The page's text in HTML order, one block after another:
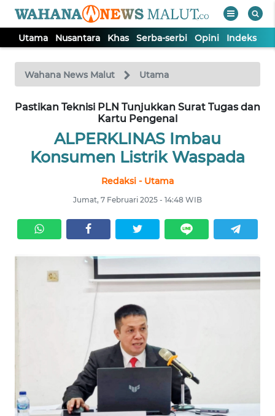
Utama Nusantara Khas Serba-serbi Opini Indeks
Wahana News Malut Utama
Pastikan Teknisi PLN Tunjukkan Surat Tugas dan
Kartu Pengenal
ALPERKLINAS Imbau
Konsumen Listrik Waspada
Redaksi - Utama
Jumat, 7 Februari 2025 - 14:48 WIB
TV
Tutup
UTAMA
NUSANTARA
SERBI
OPINI
Informasi
INFO